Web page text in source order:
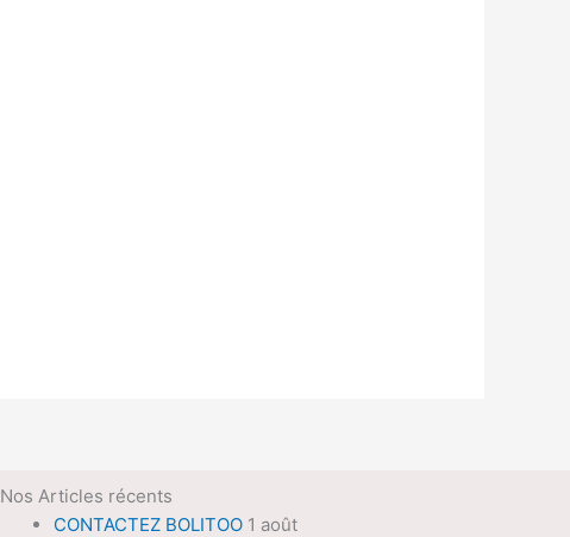
Nos Articles récents
CONTACTEZ BOLITOO 1 août